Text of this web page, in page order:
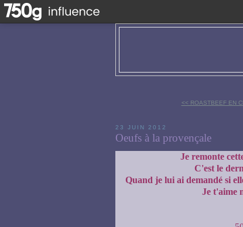
<< ROASTBEEF EN
23 JUIN 2012
Oeufs à la provençale
Je remonte
C'est le
Quand je lui ai demandé si
Je t'aime